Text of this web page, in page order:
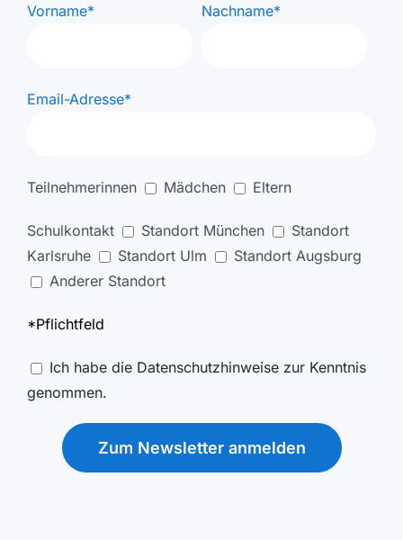
Vorname* Nachname*
Email-Adresse*
Teilnehmerinnen Mädchen Eltern
Schulkontakt Standort München
Standort
Karlsruhe
Standort Ulm
Standort Augsburg
Anderer Standort
*Pflichtfeld
Ich habe die Datenschutzhinweise zur Kenntnis
genommen.